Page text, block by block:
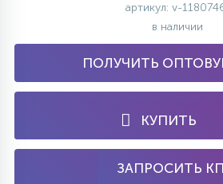
артикул: v-
в наличии
ПОЛУЧИТЬ
КУПИТЬ
ЗАПРОСИТЬ КП